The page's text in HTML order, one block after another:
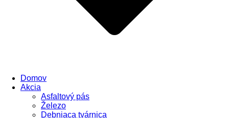
Domov
Akcia
Asfaltový pás
Železo
Debniaca tvárnica